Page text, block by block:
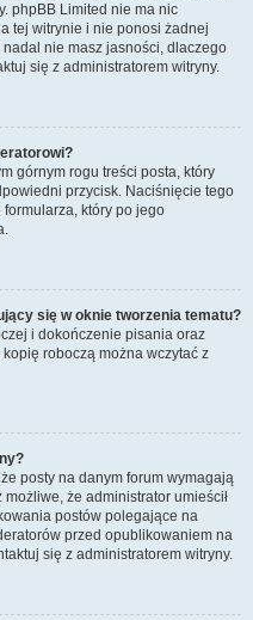
phpBB Limited nie ma nic
tej witrynie i nie ponosi żadnej
nie masz jasności, dlaczego
się z administratorem witryny.
górnym rogu treści posta, który
przycisk. Naciśnięcie tego
który po jego
się w oknie tworzenia tematu?
i dokończenie pisania oraz
roboczą można wczytać z
posty na danym forum wymagają
że administrator umieścił
postów polegające na
przed opublikowaniem na
się z administratorem witryny.